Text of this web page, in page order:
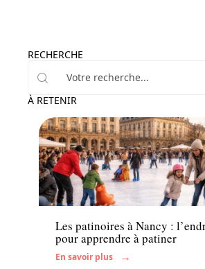
RECHERCHE
À RETENIR
Famille
Les patinoires à Nancy :
pour apprendre à patiner
En savoir plus